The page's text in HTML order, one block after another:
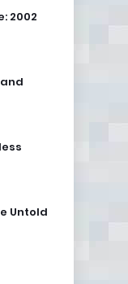
2002
Untold